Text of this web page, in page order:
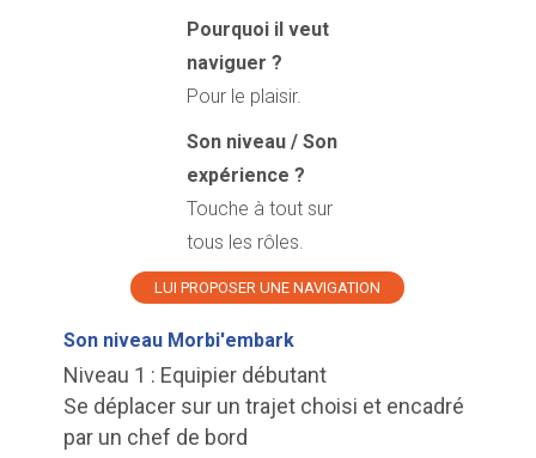
Pourquoi il veut
naviguer ?
Pour le plaisir.
Son niveau / Son
expérience ?
Touche à tout sur
tous les rôles.
LUI PROPOSER UNE NAVIGATION
Son niveau Morbi'embark
Niveau 1 : Equipier débutant
Se déplacer sur un trajet choisi et encadré
par un chef de bord